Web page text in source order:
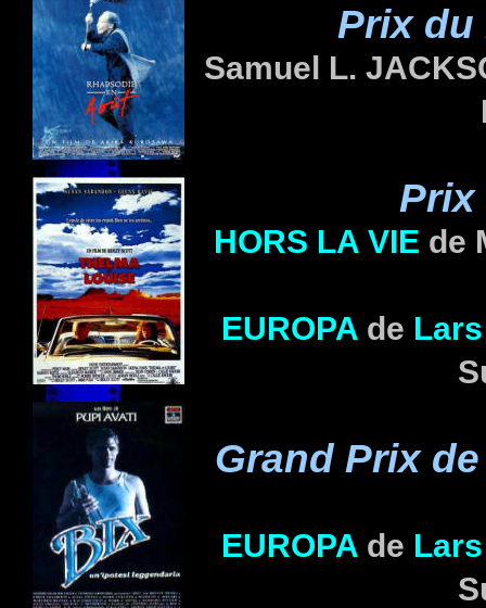
Prix du
Samuel L.
HORS LA VIE de
EUROPA de
Grand Prix
EUROPA de